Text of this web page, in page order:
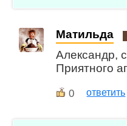
Матильда
Александр,
Приятного
0 ответить